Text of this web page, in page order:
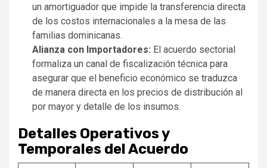
un amortiguador que impide la transferencia directa
de los costos internacionales a la mesa de las
familias dominicanas.
Alianza con Importadores: El acuerdo sectorial
formaliza un canal de fiscalización técnica para
asegurar que el beneficio económico se traduzca
de manera directa en los precios de distribución al
por mayor y detalle de los insumos.
Detalles Operativos y
Temporales del Acuerdo